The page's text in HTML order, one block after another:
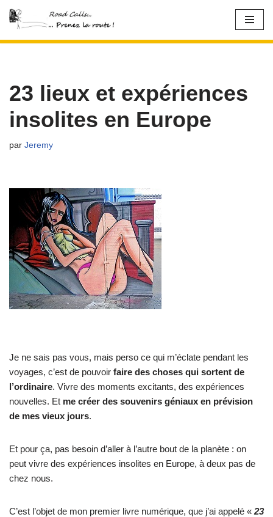
Aller
23 lieux et expériences
insolites en Europe
par Jeremy
Je ne sais pas vous, mais perso ce qui m’éclate pendant les
voyages, c’est de pouvoir faire des choses qui sortent de
l’ordinaire. Vivre des moments excitants, des expériences
nouvelles. Et me créer des souvenirs géniaux en prévision
de mes vieux jours.
Et pour ça, pas besoin d’aller à l’autre bout de la planète : on
peut vivre des expériences insolites en Europe, à deux pas de
chez nous.
C’est l’objet de mon premier livre numérique, que j’ai appelé « 23